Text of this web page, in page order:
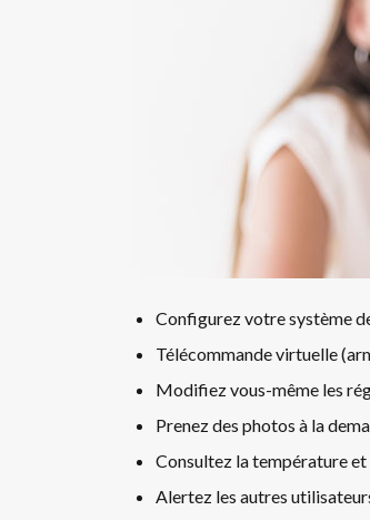
Configurez votre système
Télécommande virtuelle
Modifiez vous-même les
Prenez des photos à la
Consultez la température et
Alertez les autres